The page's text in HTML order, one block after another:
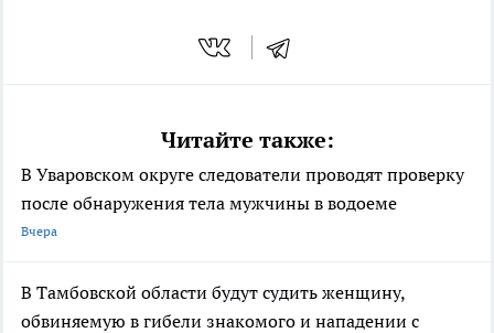
Читайте также:
В Уваровском округе следователи проводят проверку
после обнаружения тела мужчины в водоеме
Вчера
В Тамбовской области будут судить женщину,
обвиняемую в гибели знакомого и нападении с